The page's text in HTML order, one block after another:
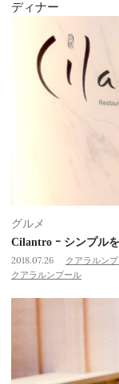
ディナー
グルメ
Cilantro ｰ シンプル
2018.07.26 クアラルン
クアラルンプール